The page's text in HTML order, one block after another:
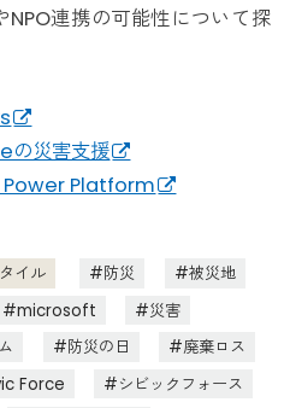
連携の可能性について探
の災害支援
Platform
イル 防災
被災地
microsoft
災害
防災の日
廃棄ロス
Force
シビックフォース